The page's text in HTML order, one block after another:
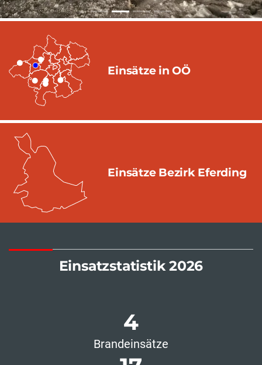
Einsätze in OÖ
Einsätze Bezirk Eferding
Einsatzstatistik 2026
4
Brandeinsätze